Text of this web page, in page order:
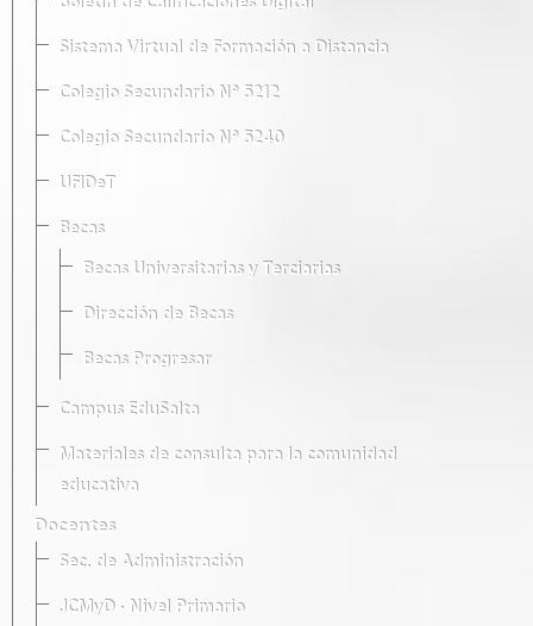
Sistema Virtual de Formación a Distancia
Colegio Secundario Nº 5212
Colegio Secundario Nº 5240
UFIDeT
Becas
Becas Universitarias y Terciarias
Dirección de Becas
Becas Progresar
Campus EduSalta
Materiales de consulta para la comunidad
educativa
Docentes
Sec. de Administración
JCMyD · Nivel Primario